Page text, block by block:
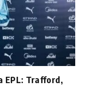
EPL: Trafford,